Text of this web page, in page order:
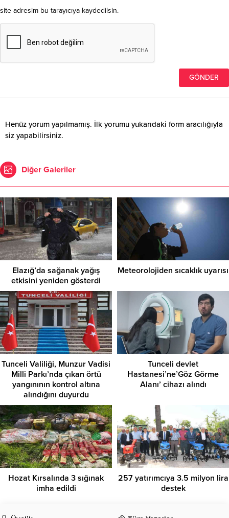
site adresim bu tarayıcıya kaydedilsin.
Henüz yorum yapılmamış. İlk yorumu yukarıdaki form aracılığıyla
siz yapabilirsiniz.
Diğer Galeriler
Elazığ’da sağanak yağış
etkisini yeniden gösterdi
Meteorolojiden sıcaklık uyarısı
Tunceli Valiliği, Munzur Vadisi
Milli Parkı’nda çıkan örtü
yangınının kontrol altına
alındığını duyurdu
Tunceli devlet
Hastanesi’ne’Göz Görme
Alanı’ cihazı alındı
Hozat Kırsalında 3 sığınak
imha edildi
257 yatırımcıya 3.5 milyon lira
destek